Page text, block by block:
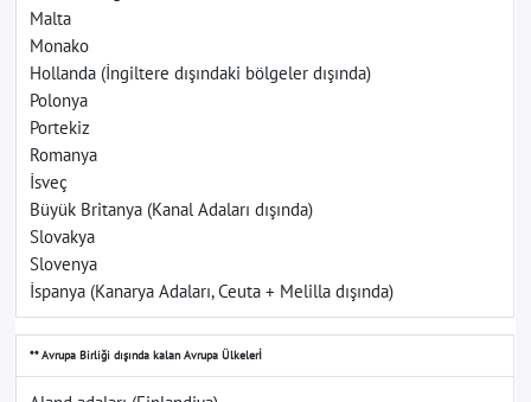
Malta
Monako
Hollanda (İngiltere dışındaki bölgeler dışında)
Polonya
Portekiz
Romanya
İsveç
Büyük Britanya (Kanal Adaları dışında)
Slovakya
Slovenya
İspanya (Kanarya Adaları, Ceuta + Melilla dışında)
** Avrupa Birliği dışında kalan Avrupa Ülkelerİ